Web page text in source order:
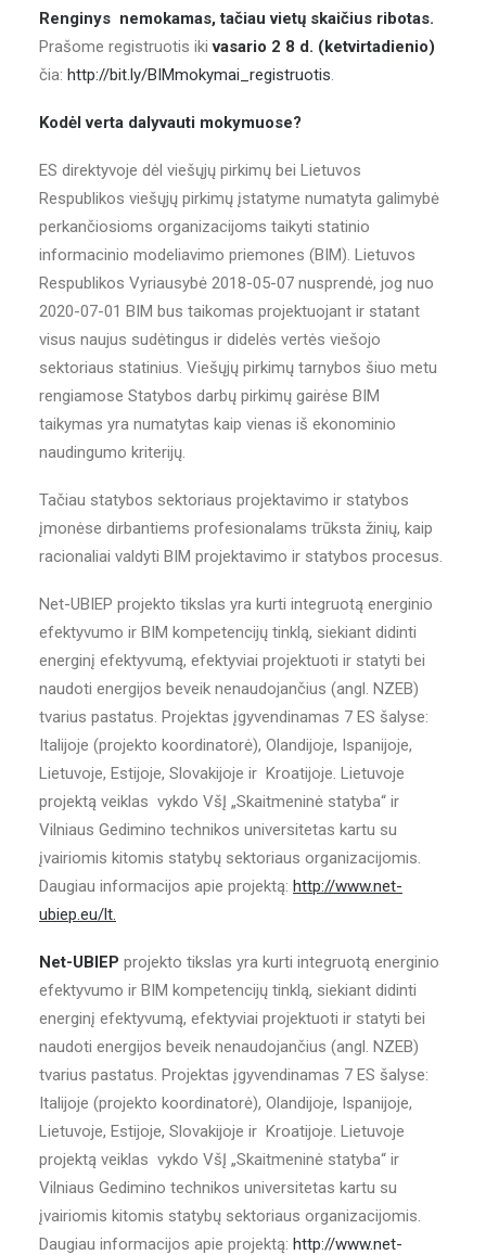
Renginys nemokamas, tačiau vietų skaičius ribotas.
Prašome registruotis ikivasario 2 8 d. (ketvirtadienio)
čia: http://bit.ly/BIMmokymai_registruotis.
Kodėl verta dalyvauti mokymuose?
ES direktyvoje dėl viešųjų pirkimų bei Lietuvos
Respublikos viešųjų pirkimų įstatyme numatyta galimybė
perkančiosioms organizacijoms taikyti statinio
informacinio modeliavimo priemones (BIM). Lietuvos
Respublikos Vyriausybė 2018-05-07 nusprendė, jog nuo
2020-07-01 BIM bus taikomas projektuojant ir statant
visus naujus sudėtingus ir didelės vertės viešojo
sektoriaus statinius. Viešųjų pirkimų tarnybos šiuo metu
rengiamose Statybos darbų pirkimų gairėse BIM
taikymas yra numatytas kaip vienas iš ekonominio
naudingumo kriterijų.
Tačiau statybos sektoriaus projektavimo ir statybos
įmonėse dirbantiems profesionalams trūksta žinių, kaip
racionaliai valdyti BIM projektavimo ir statybos procesus.
Net-UBIEP projekto tikslas yra kurti integruotą energinio
efektyvumo ir BIM kompetencijų tinklą, siekiant didinti
energinį efektyvumą, efektyviai projektuoti ir statyti bei
naudoti energijos beveik nenaudojančius (angl. NZEB)
tvarius pastatus. Projektas įgyvendinamas 7 ES šalyse:
Italijoje (projekto koordinatorė), Olandijoje, Ispanijoje,
Lietuvoje, Estijoje, Slovakijoje ir Kroatijoje. Lietuvoje
projektą veiklas vykdo VšĮ „Skaitmeninė statyba“ ir
Vilniaus Gedimino technikos universitetas kartu su
įvairiomis kitomis statybų sektoriaus organizacijomis.
Daugiau informacijos apie projektą: http://www.net-
ubiep.eu/lt.
Net-UBIEP projekto tikslas yra kurti integruotą energinio
efektyvumo ir BIM kompetencijų tinklą, siekiant didinti
energinį efektyvumą, efektyviai projektuoti ir statyti bei
naudoti energijos beveik nenaudojančius (angl. NZEB)
tvarius pastatus. Projektas įgyvendinamas 7 ES šalyse:
Italijoje (projekto koordinatorė), Olandijoje, Ispanijoje,
Lietuvoje, Estijoje, Slovakijoje ir Kroatijoje. Lietuvoje
projektą veiklas vykdo VšĮ „Skaitmeninė statyba“ ir
Vilniaus Gedimino technikos universitetas kartu su
įvairiomis kitomis statybų sektoriaus organizacijomis.
Daugiau informacijos apie projektą: http://www.net-